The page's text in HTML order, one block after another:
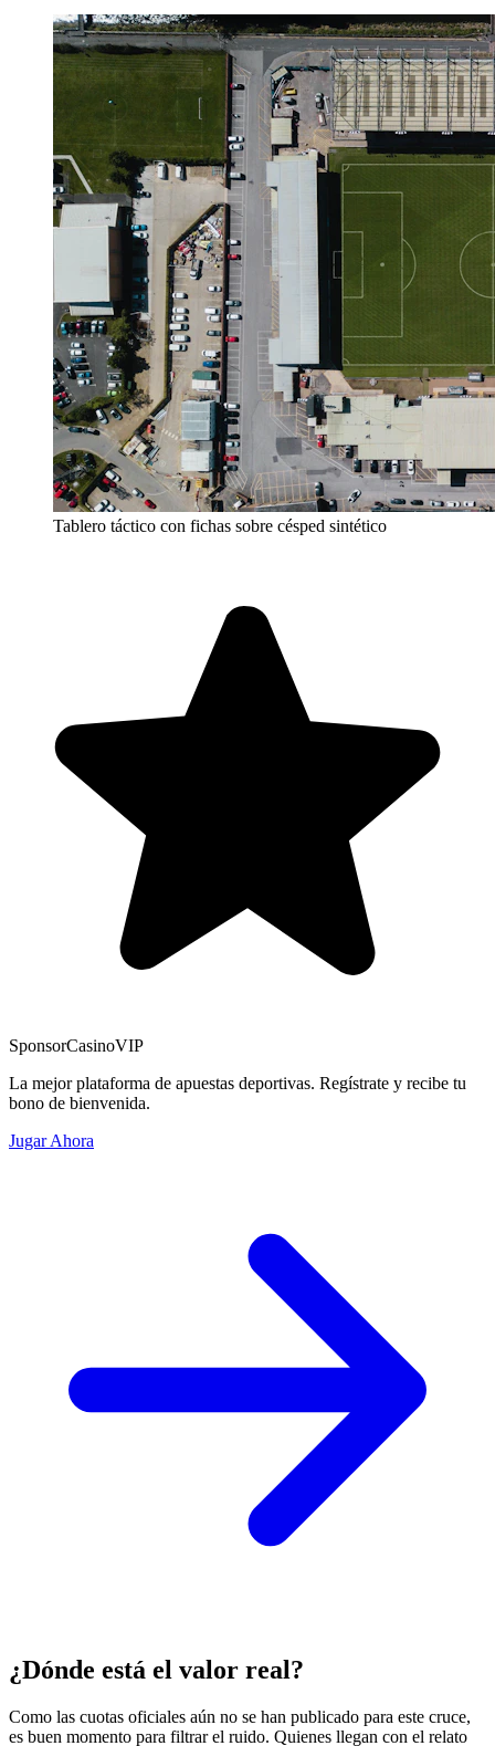
Tablero táctico con fichas sobre césped sintético
SponsorCasinoVIP
La mejor plataforma de apuestas deportivas. Regístrate y recibe tu
bono de bienvenida.
Jugar Ahora
¿Dónde está el valor real?
Como las cuotas oficiales aún no se han publicado para este cruce,
es buen momento para filtrar el ruido. Quienes llegan con el relato